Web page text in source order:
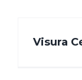
Visura